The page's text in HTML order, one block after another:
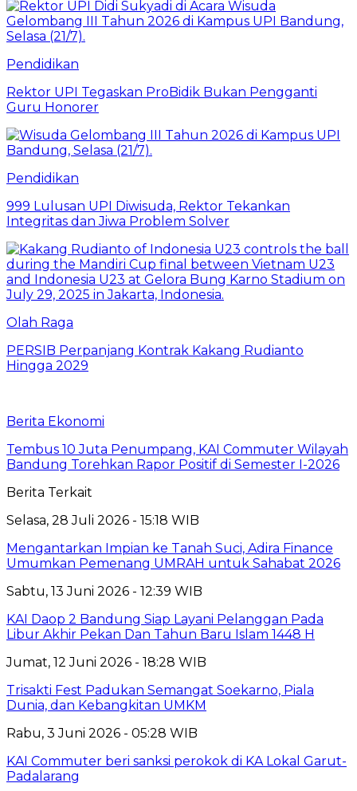
Pendidikan
Rektor UPI Tegaskan ProBidik Bukan Pengganti
Guru Honorer
Pendidikan
999 Lulusan UPI Diwisuda, Rektor Tekankan
Integritas dan Jiwa Problem Solver
Olah Raga
PERSIB Perpanjang Kontrak Kakang Rudianto
Hingga 2029
Berita Ekonomi
Tembus 10 Juta Penumpang, KAI Commuter Wilayah
Bandung Torehkan Rapor Positif di Semester I-2026
Berita Terkait
Selasa, 28 Juli 2026 - 15:18 WIB
Mengantarkan Impian ke Tanah Suci, Adira Finance
Umumkan Pemenang UMRAH untuk Sahabat 2026
Sabtu, 13 Juni 2026 - 12:39 WIB
KAI Daop 2 Bandung Siap Layani Pelanggan Pada
Libur Akhir Pekan Dan Tahun Baru Islam 1448 H
Jumat, 12 Juni 2026 - 18:28 WIB
Trisakti Fest Padukan Semangat Soekarno, Piala
Dunia, dan Kebangkitan UMKM
Rabu, 3 Juni 2026 - 05:28 WIB
KAI Commuter beri sanksi perokok di KA Lokal Garut-
Padalarang